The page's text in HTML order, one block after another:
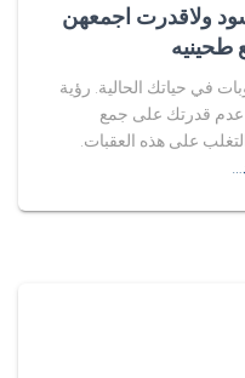
ولاقدرت اجمعهن
طحينيه
في حياتك الحالية. رؤية
عدم قدرتك على جمع
على هذه العقبات.